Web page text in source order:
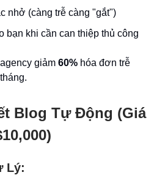
nhở (càng trễ càng "gắt")
bạn khi cần can thiệp thủ công
giảm 60% hóa đơn trễ
Blog Tự Động (Giá
Lý: